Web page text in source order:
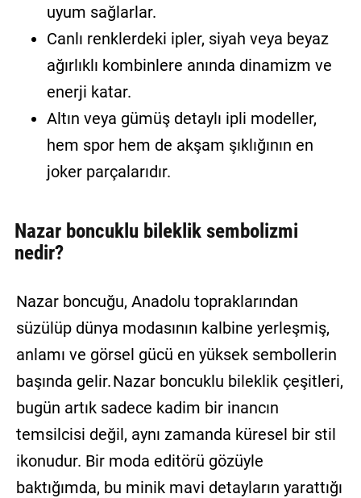
uyum sağlarlar.
Canlı renklerdeki ipler, siyah veya beyaz
ağırlıklı kombinlere anında dinamizm ve
enerji katar.
Altın veya gümüş detaylı ipli modeller,
hem spor hem de akşam şıklığının en
joker parçalarıdır.
Nazar boncuklu bileklik sembolizmi
nedir?
Nazar boncuğu, Anadolu topraklarından
süzülüp dünya modasının kalbine yerleşmiş,
anlamı ve görsel gücü en yüksek sembollerin
başında gelir.Nazar boncuklu bileklik çeşitleri,
bugün artık sadece kadim bir inancın
temsilcisi değil, aynı zamanda küresel bir stil
ikonudur. Bir moda editörü gözüyle
baktığımda, bu minik mavi detayların yarattığı